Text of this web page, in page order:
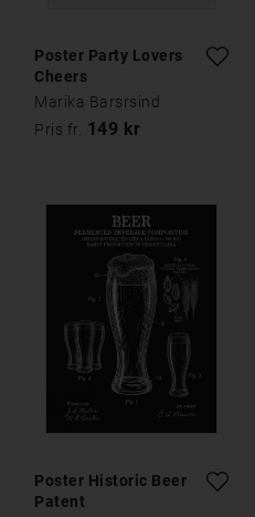
Poster Party Lovers
Cheers
Marika Barsrsind
Pris fr. 149 kr
Poster Historic Beer
Patent